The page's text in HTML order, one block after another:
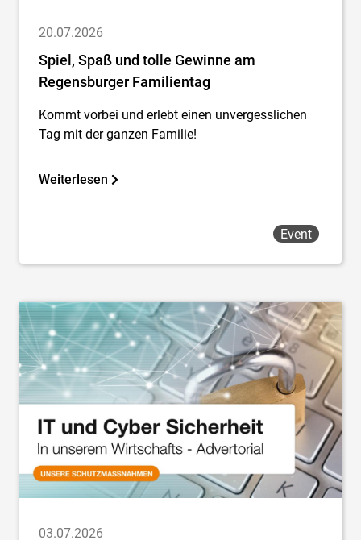
20.07.2026
Spiel, Spaß und tolle Gewinne am
Regensburger Familientag
Kommt vorbei und erlebt einen unvergesslichen
Tag mit der ganzen Familie!
Weiterlesen
Event
03.07.2026